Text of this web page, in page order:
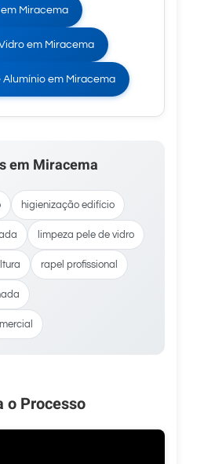
Miracema
em Miracema
Alumínio em Miracema
em Miracema
higienização edifício
limpeza pele de vidro
rapel profissional
o Processo